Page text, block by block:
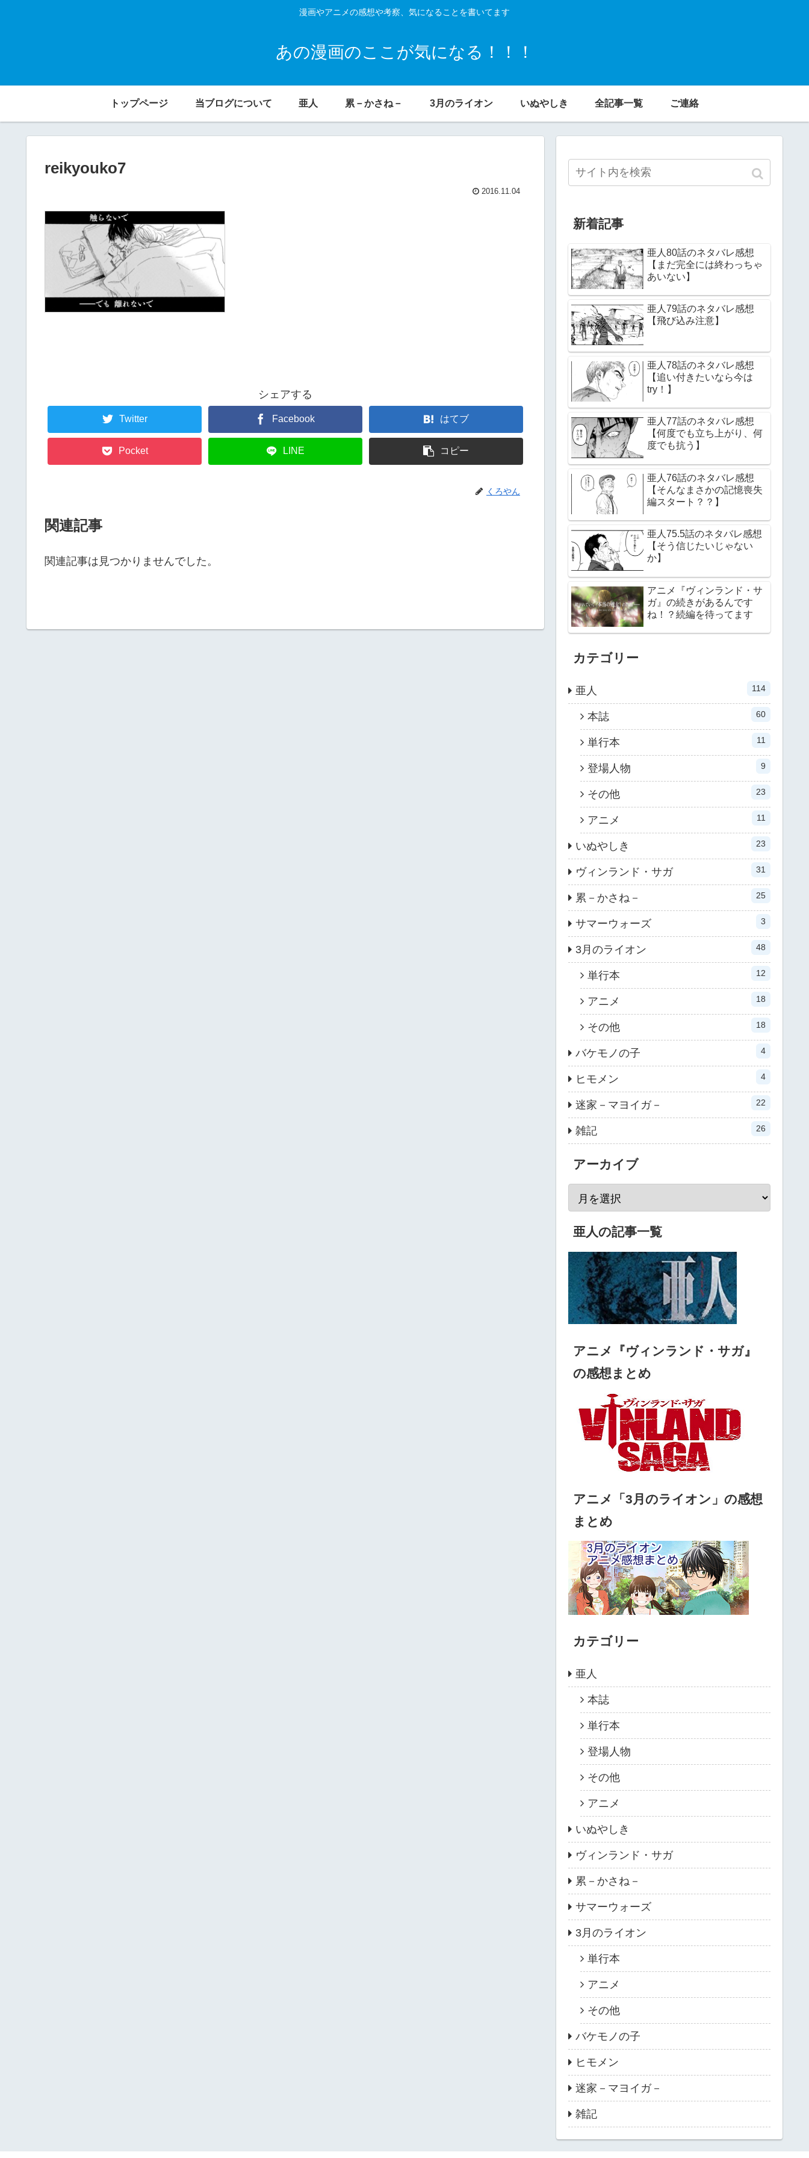
漫画やアニメの感想や考察、気になることを書いてます
あの漫画のここが気になる！！！
トップページ 当ブログについて 亜人 累－かさね－ 3月のライオン いぬやしき 全記事一覧 ご連絡
reikyouko7
2016.11.04
シェアする
Twitter Facebook はてブ
Pocket LINE コピー
くろやん
関連記事
関連記事は見つかりませんでした。
新着記事
亜人80話のネタバレ感想
【まだ完全には終わっちゃ
あいない】
亜人79話のネタバレ感想
【飛び込み注意】
亜人78話のネタバレ感想
【追い付きたいなら今は
try！】
亜人77話のネタバレ感想
【何度でも立ち上がり、何
度でも抗う】
亜人76話のネタバレ感想
【そんなまさかの記憶喪失
編スタート？？】
亜人75.5話のネタバレ感想
【そう信じたいじゃない
か】
アニメ『ヴィンランド・サ
ガ』の続きがあるんです
ね！？続編を待ってます
カテゴリー
亜人 114
本誌 60
単行本 11
登場人物 9
その他 23
アニメ 11
いぬやしき 23
ヴィンランド・サガ 31
累－かさね－ 25
サマーウォーズ 3
3月のライオン 48
単行本 12
アニメ 18
その他 18
バケモノの子 4
ヒモメン 4
迷家－マヨイガ－ 22
雑記 26
アーカイブ
亜人の記事一覧
アニメ『ヴィンランド・サガ』
の感想まとめ
アニメ「3月のライオン」の感想
まとめ
カテゴリー
亜人
本誌
単行本
登場人物
その他
アニメ
いぬやしき
ヴィンランド・サガ
累－かさね－
サマーウォーズ
3月のライオン
単行本
アニメ
その他
バケモノの子
ヒモメン
迷家－マヨイガ－
雑記